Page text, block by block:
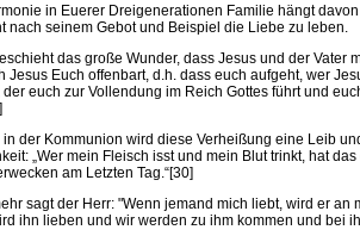
in Euerer Dreigenerationen Familie hängt
nach seinem Gebot und Beispiel die Liebe zu leben.
das große Wunder, dass Jesus und der Vater
Jesus Euch offenbart, d.h. dass euch aufgeht, wer
der euch zur Vollendung im Reich Gottes führt und
in der Kommunion wird diese Verheißung eine Leib
„Wer mein Fleisch isst und mein Blut trinkt, hat
am Letzten Tag.“[30]
sagt der Herr: "Wenn jemand mich liebt, wird er an
ihn lieben und wir werden zu ihm kommen und bei